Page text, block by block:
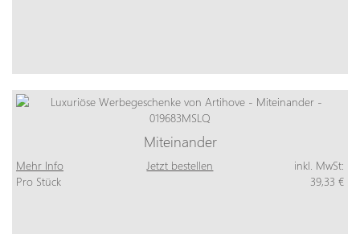
Miteinander
Mehr Info Jetzt bestellen
inkl. MwSt:
Pro Stück
39,33 €